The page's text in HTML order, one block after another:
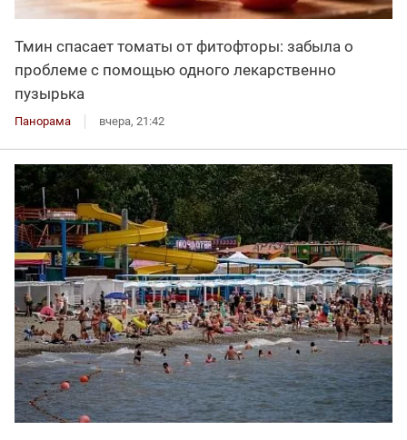
Тмин спасает томаты от фитофторы: забыла о
проблеме с помощью одного лекарственно
пузырька
Панорама вчера, 21:42